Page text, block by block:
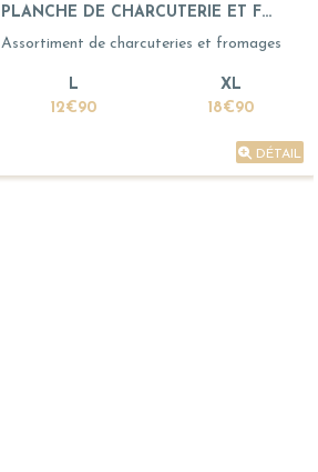
PLANCHE DE CHARCUTERIE ET F...
Assortiment de charcuteries et fromages
L
12€90
XL
18€90
DÉTAIL